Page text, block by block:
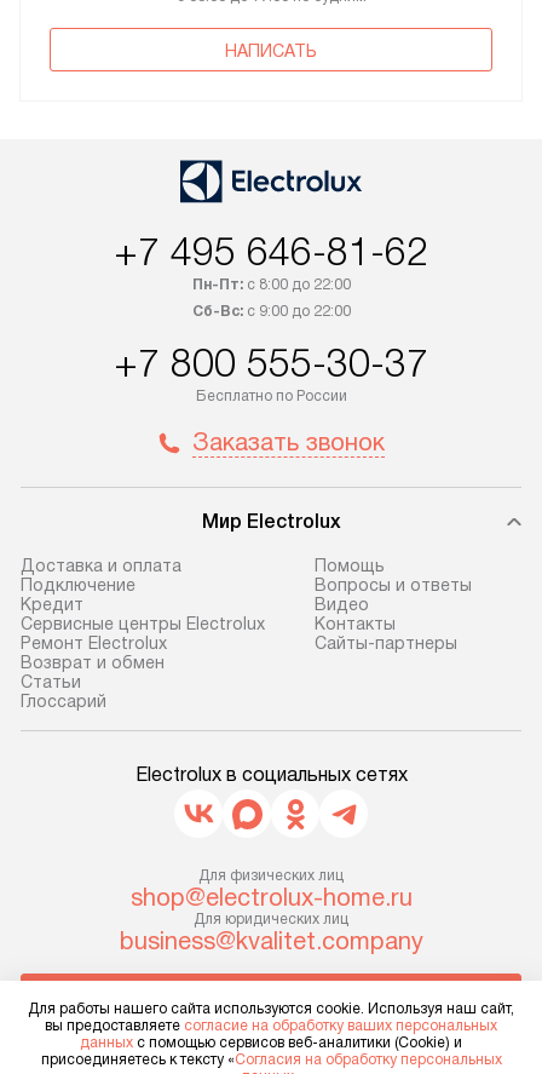
НАПИСАТЬ
+7 495 646-81-62
Пн-Пт:с 8:00 до 22:00
Сб-Вс:с 9:00 до 22:00
+7 800 555-30-37
Бесплатно по России
Заказать звонок
Мир Electrolux
Доставка и оплата
Подключение
Кредит
Сервисные центры Electrolux
Ремонт Electrolux
Возврат и обмен
Cтатьи
Глоссарий
Помощь
Вопросы и ответы
Видео
Контакты
Сайты-партнеры
Electrolux в социальных сетях
Для физических лиц
shop@electrolux-home.ru
Для юридических лиц
business@kvalitet.company
Политика конфиденциальности
Для работы нашего сайта используются cookie. Используя наш сайт,
вы предоставляете согласие на обработку ваших персональных
данных с помощью сервисов веб-аналитики (Cookie) и
присоединяетесь к тексту «Согласия на обработку персональных